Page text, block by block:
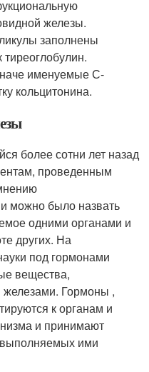
железы.
заполнены
именуемые С-
кольцитонина.
более сотни лет назад
проведенным
можно было назвать
одними органами и
других. На
под гормонами
вещества,
Гормоны ,
к органам и
и принимают
выполняемых ими